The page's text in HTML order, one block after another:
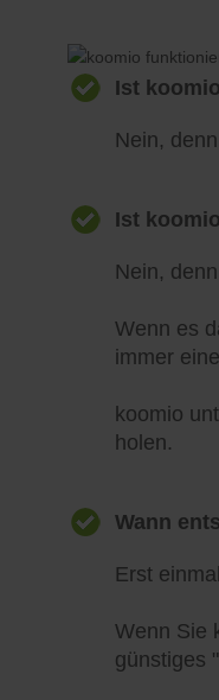
Ist
Nein,
Ist
Nein,
Wenn es
immer
koomio
holen.
Wann
Erst
Wenn Sie
günstiges